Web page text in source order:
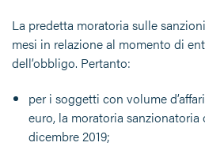
La predetta moratoria sulle
mesi in relazione al momento di
dell’obbligo. Pertanto:
per i soggetti con volume
euro, la moratoria sanzionatoria
dicembre 2019;